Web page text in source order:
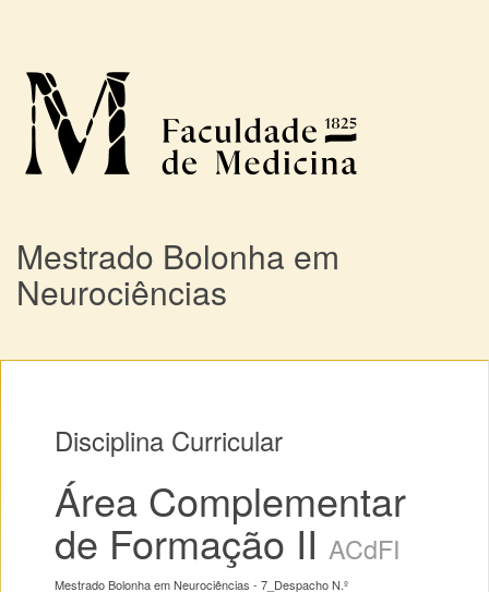
Mestrado Bolonha em
Neurociências
Disciplina Curricular
Área Complementar
de Formação II ACdFI
Mestrado Bolonha em Neurociências - 7_Despacho N.º